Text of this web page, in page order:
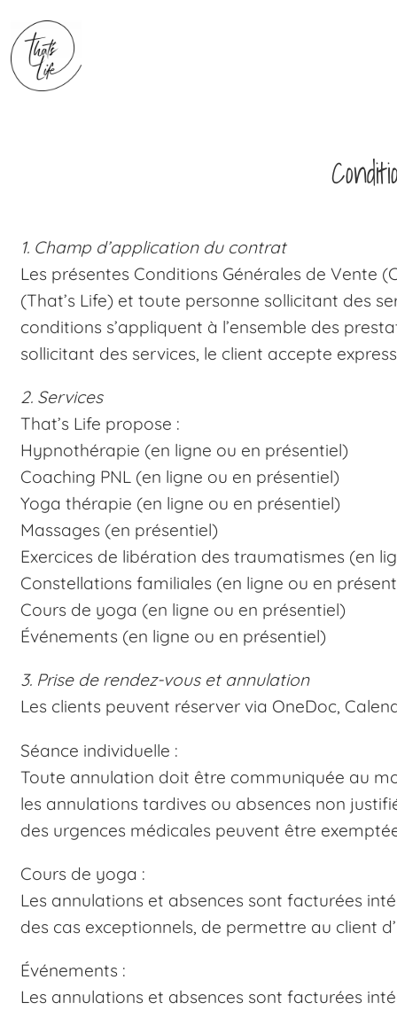
1. Champ d’application du contrat
Les présentes Conditions Générales de Vente
(That’s Life) et toute personne sollicitant des
conditions s’appliquent à l’ensemble des
sollicitant des services, le client accepte
2. Services
That’s Life propose :
Hypnothérapie (en ligne ou en présentiel)
Coaching PNL (en ligne ou en présentiel)
Yoga thérapie (en ligne ou en présentiel)
Massages (en présentiel)
Exercices de libération des traumatismes (en
Constellations familiales (en ligne ou en
Cours de yoga (en ligne ou en présentiel)
Événements (en ligne ou en présentiel)
3. Prise de rendez-vous et annulation
Les clients peuvent réserver via OneDoc,
Séance individuelle :
Toute annulation doit être communiquée au
les annulations tardives ou absences non
des urgences médicales peuvent être
Cours de yoga :
Les annulations et absences sont facturées
des cas exceptionnels, de permettre au client
Événements :
Les annulations et absences sont facturées